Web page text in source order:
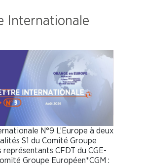
Internationale
N°9 L’Europe à deux
S1 du Comité Groupe
représentants CFDT du CGE-
Groupe Européen*CGM :